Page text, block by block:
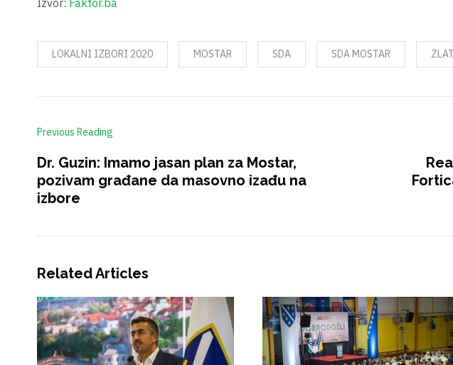
Izvor: Faktor.ba
LOKALNI IZBORI 2020 MOSTAR SDA SDA MOSTAR
Previous Reading
Dr. Guzin: Imamo jasan plan za Mostar,
pozivam građane da masovno izađu na
izbore
Related Articles